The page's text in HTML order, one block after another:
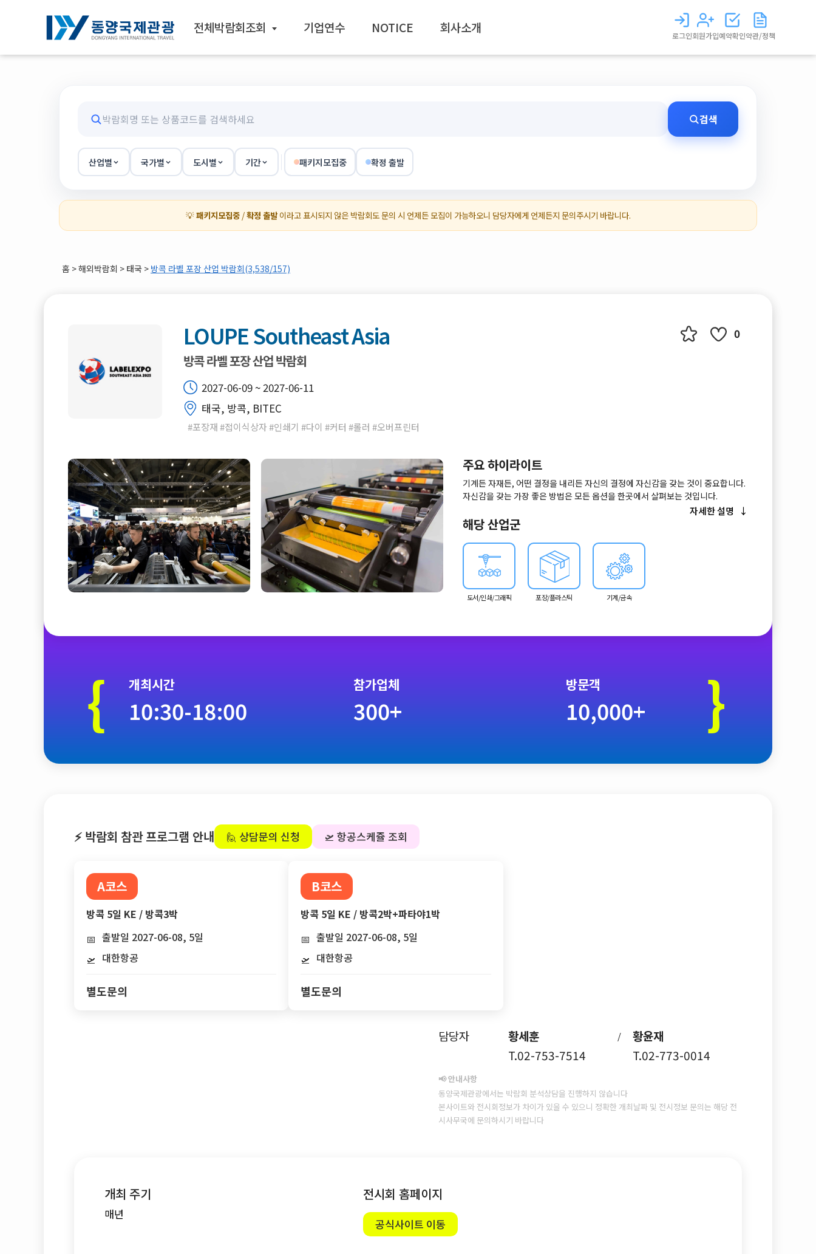
전체박람회조회 기업연수 NOTICE 회사소개
로그인회원가입예약확인약관/정책
검색
산업별 국가별 도시별 기간 패키지모집중 확정 출발
💡패키지모집중/확정 출발이라고 표시되지 않은 박람회도 문의 시 언제든 모집이 가능하오니 담당자에게 언제든지 문의주시기 바랍니다.
홈 >해외박람회 > 태국 > 방콕 라벨 포장 산업 박람회(3,538/157)
LOUPE Southeast Asia
방콕 라벨 포장 산업 박람회
2027-06-09 ~ 2027-06-11
태국, 방콕, BITEC
#포장재 #접이식상자 #인쇄기 #다이 #커터 #롤러 #오버프린터
0
주요 하이라이트
기계든 자재든, 어떤 결정을 내리든 자신의 결정에 자신감을 갖는 것이 중요합니다.
자신감을 갖는 가장 좋은 방법은 모든 옵션을 한곳에서 살펴보는 것입니다.
구.Labelexpo Southeast Asia에 와서 기계가 작동하는 소음을 들어보고, 인쇄
매체의 질감을 느껴보고, 인쇄 품질을 직접 확인해 보세요.
자세한 설명
해당 산업군
도서/인쇄/그래픽 포장/플라스틱 기계/금속
{ 개최시간 참가업체 방문객
10:30-18:00 300+ 10,000+ }
⚡ 박람회 참관 프로그램 안내 🙋 상담문의 신청 🛫 항공스케쥴 조회
A코스
방콕 5일 KE / 방콕3박
📅 출발일 2027-06-08, 5일
🛫 대한항공
별도문의
B코스
방콕 5일 KE / 방콕2박+파타야1박
📅 출발일 2027-06-08, 5일
🛫 대한항공
별도문의
담당자 황세훈 /
황윤재
T.02-753-7514
T.02-773-0014
📢 안내사항
동양국제관광에서는 박람회 분석상담을 진행하지 않습니다
본사이트와 전시회정보가 차이가 있을 수 있으니 정확한 개최날짜 및 전시정보 문의는 해당 전
시사무국에 문의하시기 바랍니다
개최 주기
매년
전시회 홈페이지
공식사이트 이동